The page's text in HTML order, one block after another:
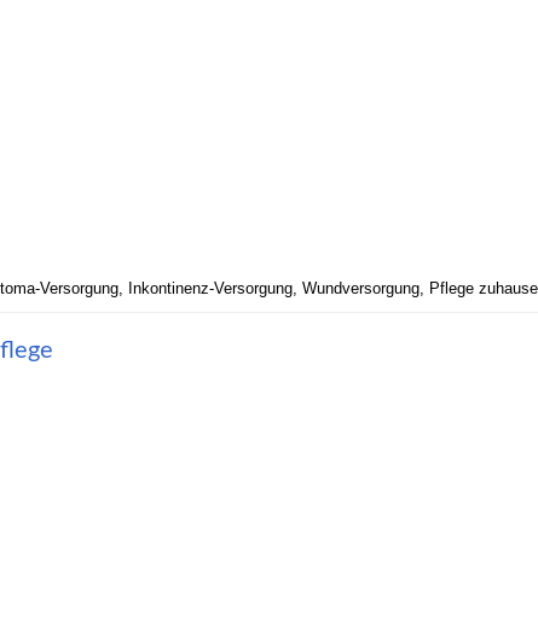
Versorgung, Inkontinenz-Versorgung, Wundversorgung, Pflege